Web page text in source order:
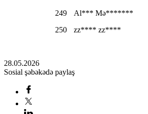
249
Al*** Mə*******
250
zz**** zz****
28.05.2026
Sosial şəbəkədə paylaş